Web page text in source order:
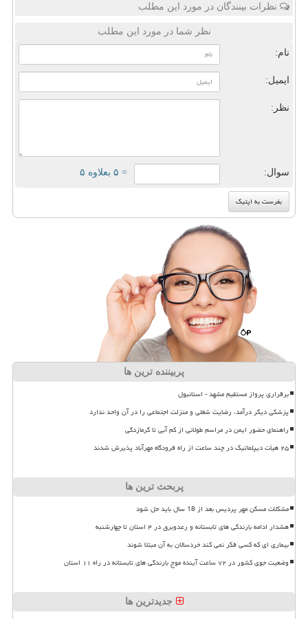
نظرات بینندگان در مورد این مطلب
نظر شما در مورد این مطلب
نام:
ایمیل:
نظر:
سوال: = ۵ بعلاوه ۵
پربیننده ترین ها
برقراری پرواز مستقیم مشهد - استانبول
پزشکی دیگر درآمد، رضایت شغلی و منزلت اجتماعی را در آن واحد ندارد
راهنمای حضور ایمن در مراسم طولانی از کم آبی تا گرمازدگی
۲۵ هیأت دیپلماتیک در چند ساعت از راه فرودگاه مهرآباد پذیرش شدند
پربحث ترین ها
مشکلات مسکن مهر پردیس بعد از 18 سال باید حل شود
هشدار ادامه بارندگی های تابستانه و رعدوبرق در ۴ استان تا چهارشنبه
بیماری ای که کسی فکر نمی کند خردسالان به آن مبتلا شوند
وضعیت جوی کشور در ۷۲ ساعت آینده موج بارندگی های تابستانه در راه ۱۱ استان
جدیدترین ها